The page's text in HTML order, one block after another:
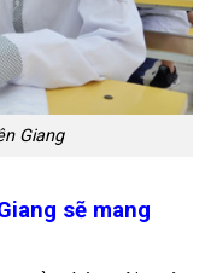
Giang
sẽ mang